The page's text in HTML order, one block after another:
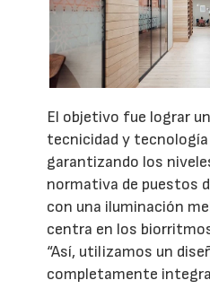
El objetivo fue lograr
tecnicidad y tecnología
garantizando los
normativa de puestos
con una iluminación
centra en los
“Así, utilizamos un
completamente